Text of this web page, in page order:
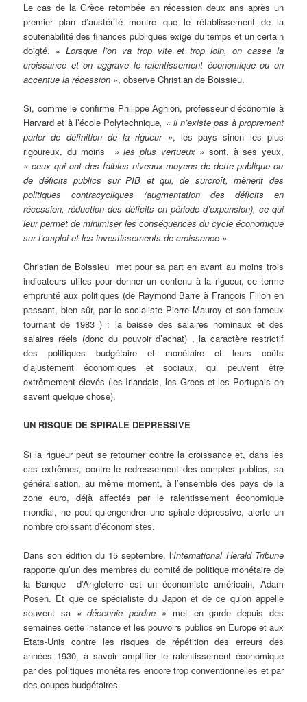
Le cas de la Grèce retombée en récession deux ans après un
premier plan d’austérité montre que le rétablissement de la
soutenabilité des finances publiques exige du temps et un certain
doigté. « Lorsque l’on va trop vite et trop loin, on casse la
croissance et on aggrave le ralentissement économique ou on
accentue la récession », observe Christian de Boissieu.
Si, comme le confirme Philippe Aghion, professeur d’économie à
Harvard et à l’école Polytechnique, « il n’existe pas à proprement
parler de définition de la rigueur », les pays sinon les plus
rigoureux, du moins
» les plus vertueux » sont, à ses yeux,
« ceux qui ont des faibles niveaux moyens de dette publique ou
de déficits publics sur PIB et qui, de surcroît, mènent des
politiques contracycliques (augmentation des déficits en
récession, réduction des déficits en période d’expansion), ce qui
leur permet de minimiser les conséquences du cycle économique
sur l’emploi et les investissements de croissance ».
Christian de Boissieu met pour sa part en avant au moins trois
indicateurs utiles pour donner un contenu à la rigueur, ce terme
emprunté aux politiques (de Raymond Barre à François Fillon en
passant, bien sûr, par le socialiste Pierre Mauroy et son fameux
tournant de 1983 ) : la baisse des salaires nominaux et des
salaires réels (donc du pouvoir d’achat) , la caractère restrictif
des politiques budgétaire et monétaire et leurs coûts
d’ajustement économiques et sociaux, qui peuvent être
extrêmement élevés (les Irlandais, les Grecs et les Portugais en
savent quelque chose).
UN RISQUE DE SPIRALE DEPRESSIVE
Si la rigueur peut se retourner contre la croissance et, dans les
cas extrêmes, contre le redressement des comptes publics, sa
généralisation, au même moment, à l’ensemble des pays de la
zone euro, déjà affectés par le ralentissement économique
mondial, ne peut qu’engendrer une spirale dépressive, alerte un
nombre croissant d’économistes.
Dans son édition du 15 septembre, l‘International Herald Tribune
rapporte qu’un des membres du comité de politique monétaire de
la Banque d’Angleterre est un économiste américain, Adam
Posen. Et que ce spécialiste du Japon et de ce qu’on appelle
souvent sa « décennie perdue » met en garde depuis des
semaines cette instance et les pouvoirs publics en Europe et aux
Etats-Unis contre les risques de répétition des erreurs des
années 1930, à savoir amplifier le ralentissement économique
par des politiques monétaires encore trop conventionnelles et par
des coupes budgétaires.